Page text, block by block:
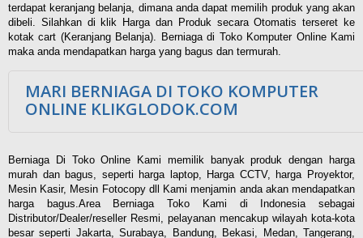
terdapat keranjang belanja, dimana anda dapat memilih produk yang akan
dibeli. Silahkan di klik Harga dan Produk secara Otomatis terseret ke
kotak cart (Keranjang Belanja). Berniaga di Toko Komputer Online Kami
maka anda mendapatkan harga yang bagus dan termurah.
MARI BERNIAGA DI TOKO KOMPUTER
ONLINE KLIKGLODOK.COM
Berniaga Di Toko Online Kami memilik banyak produk dengan harga
murah dan bagus, seperti harga laptop, Harga CCTV, harga Proyektor,
Mesin Kasir, Mesin Fotocopy dll Kami menjamin anda akan mendapatkan
harga bagus.Area Berniaga Toko Kami di Indonesia sebagai
Distributor/Dealer/reseller Resmi, pelayanan mencakup wilayah kota-kota
besar seperti Jakarta, Surabaya, Bandung, Bekasi, Medan, Tangerang,